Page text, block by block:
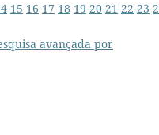
15 16 17 18 19 20 21 22 23
avançada por